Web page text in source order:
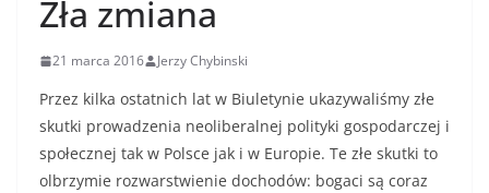
Zła zmiana
21 marca 2016 Jerzy Chybinski
Przez kilka ostatnich lat w Biuletynie ukazywaliśmy złe
skutki prowadzenia neoliberalnej polityki gospodarczej i
społecznej tak w Polsce jak i w Europie. Te złe skutki to
olbrzymie rozwarstwienie dochodów: bogaci są coraz